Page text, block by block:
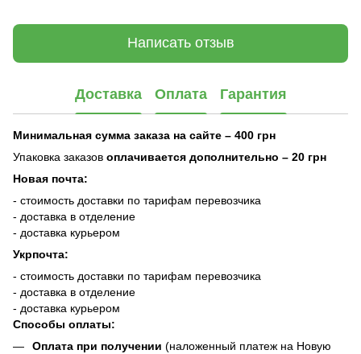
Написать отзыв
Доставка Оплата Гарантия
Минимальная сумма заказа на сайте – 400 грн
Упаковка заказов оплачивается дополнительно – 20 грн
Новая почта:
- стоимость доставки по тарифам перевозчика
- доставка в отделение
- доставка курьером
Укрпочта:
- стоимость доставки по тарифам перевозчика
- доставка в отделение
- доставка курьером
Способы оплаты:
Оплата при получении (наложенный платеж на Новую